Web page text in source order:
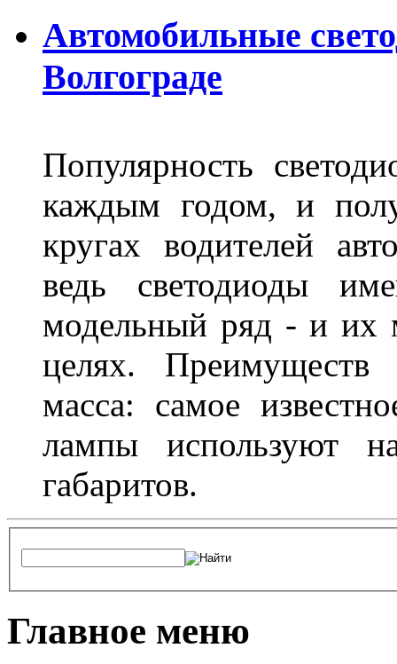
Автомобильные
Волгограде
Популярность
каждым годом, и
кругах водителей
ведь светодиоды
модельный ряд - и их
целях.
масса: самое
лампы используют
габаритов.
Главное меню